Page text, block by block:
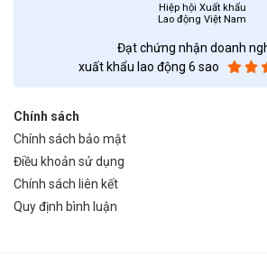
Hiệp hội Xuất khẩu
Lao động Việt Nam
Đạt chứng nhận doanh
xuất khẩu lao động 6 sao
Chính sách
Chính sách bảo mật
Điều khoản sử dụng
Chính sách liên kết
Quy định bình luận